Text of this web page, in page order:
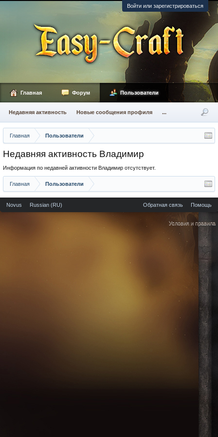
Войти или зарегистрироваться
Главная Пользователи
Недавняя активность Владимир
Информация по недавней активности Владимир отсутствует.
Главная Пользователи
Главная Форум Пользователи
Недавняя активность Новые сообщения профиля ...
Novus Russian (RU) Обратная связь Помощь
Условия и правила